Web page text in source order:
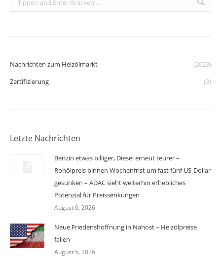
Nachrichten zum Heizölmarkt
(2023)
Zertifizierung
(3)
Letzte Nachrichten
Benzin etwas billiger, Diesel erneut teurer –
Rohölpreis binnen Wochenfrist um fast fünf US-Dollar
gesunken – ADAC sieht weiterhin erhebliches
Potenzial für Preissenkungen
August 6, 2026
Neue Friedenshoffnung in Nahost – Heizölpreise
fallen
August 5, 2026